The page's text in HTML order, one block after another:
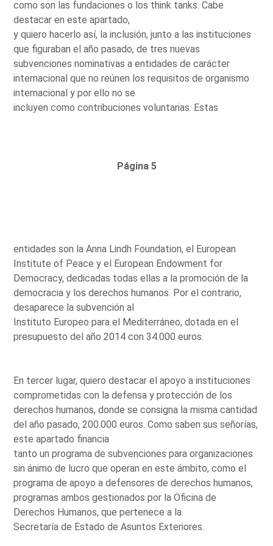
como son las fundaciones o los think tanks. Cabe
destacar en este apartado,
y quiero hacerlo así, la inclusión, junto a las instituciones
que figuraban el año pasado, de tres nuevas
subvenciones nominativas a entidades de carácter
internacional que no reúnen los requisitos de organismo
internacional y por ello no se
incluyen como contribuciones voluntarias. Estas
Página 5
entidades son la Anna Lindh Foundation, el European
Institute of Peace y el European Endowment for
Democracy, dedicadas todas ellas a la promoción de la
democracia y los derechos humanos. Por el contrario,
desaparece la subvención al
Instituto Europeo para el Mediterráneo, dotada en el
presupuesto del año 2014 con 34.000 euros.
En tercer lugar, quiero destacar el apoyo a instituciones
comprometidas con la defensa y protección de los
derechos humanos, donde se consigna la misma cantidad
del año pasado, 200.000 euros. Como saben sus señorías,
este apartado financia
tanto un programa de subvenciones para organizaciones
sin ánimo de lucro que operan en este ámbito, como el
programa de apoyo a defensores de derechos humanos,
programas ambos gestionados por la Oficina de
Derechos Humanos, que pertenece a la
Secretaría de Estado de Asuntos Exteriores.